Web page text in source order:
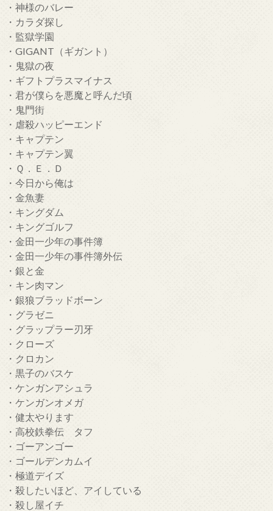
・神様のバレー
・カラダ探し
・監獄学園
・GIGANT（ギガント）
・鬼獄の夜
・ギフトプラスマイナス
・君が僕らを悪魔と呼んだ頃
・鬼門街
・虐殺ハッピーエンド
・キャプテン
・キャプテン翼
・Ｑ．Ｅ．Ｄ
・今日から俺は
・金魚妻
・キングダム
・キングゴルフ
・金田一少年の事件簿
・金田一少年の事件簿外伝
・銀と金
・キン肉マン
・銀狼ブラッドボーン
・グラゼニ
・グラップラー刃牙
・クローズ
・クロカン
・黒子のバスケ
・ケンガンアシュラ
・ケンガンオメガ
・健太やります
・高校鉄拳伝 タフ
・ゴーアンゴー
・ゴールデンカムイ
・極道デイズ
・殺したいほど、アイしている
・殺し屋イチ